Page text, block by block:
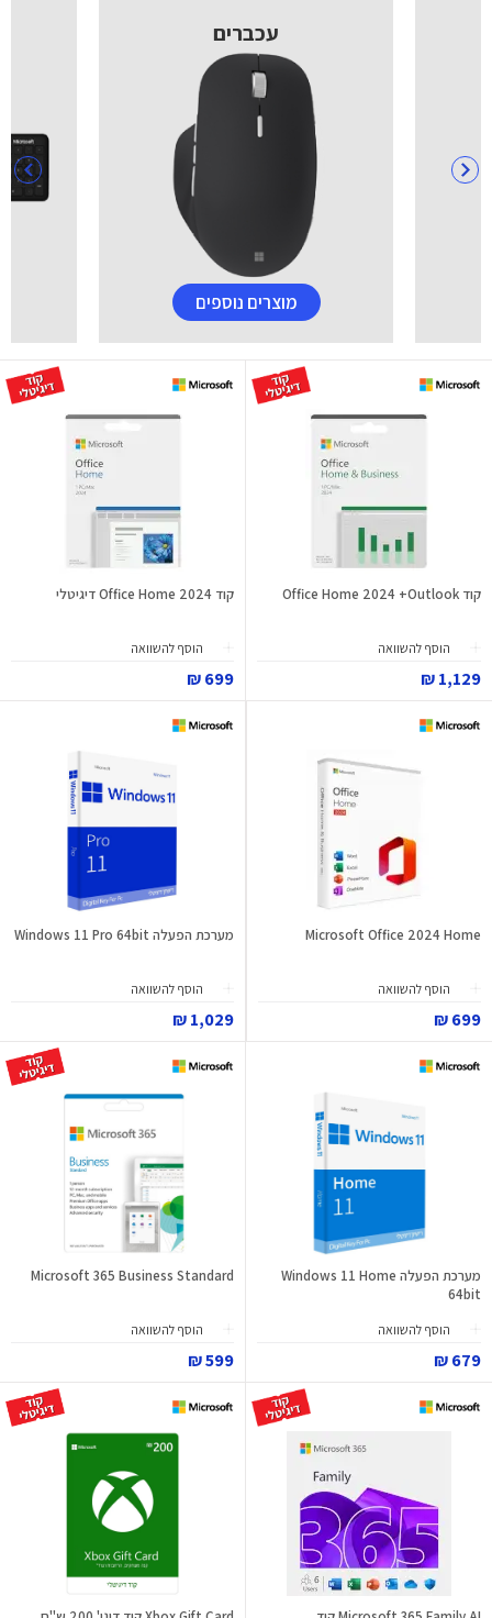
עכברים
מוצרים נוספים
קוד Office Home 2024 +Outlook
הוסף להשוואה
1,129 ₪
קוד Office Home 2024 דיגיטלי
הוסף להשוואה
699 ₪
Microsoft Office 2024 Home
הוסף להשוואה
699 ₪
מערכת הפעלה Windows 11 Pro 64bit
הוסף להשוואה
1,029 ₪
מערכת הפעלה Windows 11 Home
64bit
הוסף להשוואה
679 ₪
Microsoft 365 Business Standard
הוסף להשוואה
599 ₪